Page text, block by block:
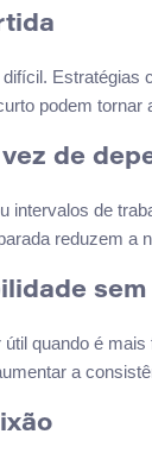
podem tornar
de
intervalos de
reduzem a
quando é
a